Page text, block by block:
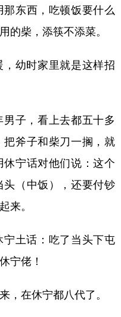
东西，吃顿饭要什么
的柴，添筷不添菜。
幼时家里就是这样招
子，看上去都五十多
斧子和柴刀一搁，就
宁话对他们说：这个
（中饭），还要付钞
来。
土话：吃了当头下屯
宁佬！
在休宁都八代了。